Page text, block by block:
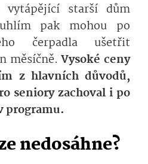
vytápějící starší dům
pak mohou po
čerpadla ušetřit
měsíčně.Vysoké ceny
z hlavních důvodů,
seniory zachoval i po
programu.
nedosáhne?